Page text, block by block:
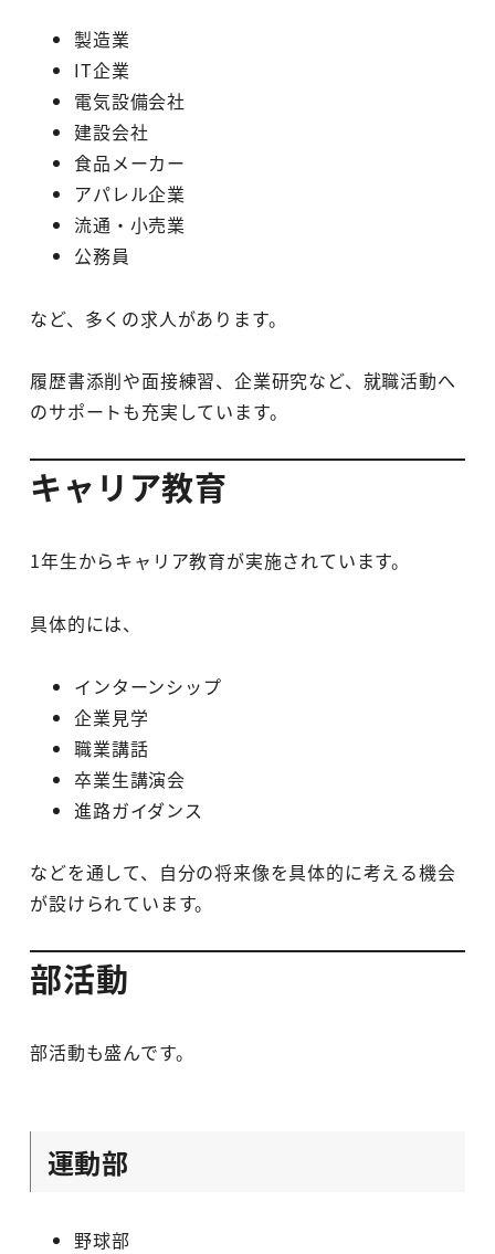
製造業
IT企業
電気設備会社
建設会社
食品メーカー
アパレル企業
流通・小売業
公務員
など、多くの求人があります。
履歴書添削や面接練習、企業研究など、就職活動へ
のサポートも充実しています。
キャリア教育
1年生からキャリア教育が実施されています。
具体的には、
インターンシップ
企業見学
職業講話
卒業生講演会
進路ガイダンス
などを通して、自分の将来像を具体的に考える機会
が設けられています。
部活動
部活動も盛んです。
運動部
野球部